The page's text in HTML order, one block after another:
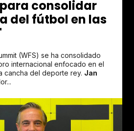
consolidar
del fútbol en las
(WFS) se ha consolidado
internacional enfocado en el
cancha del deporte rey. Jan